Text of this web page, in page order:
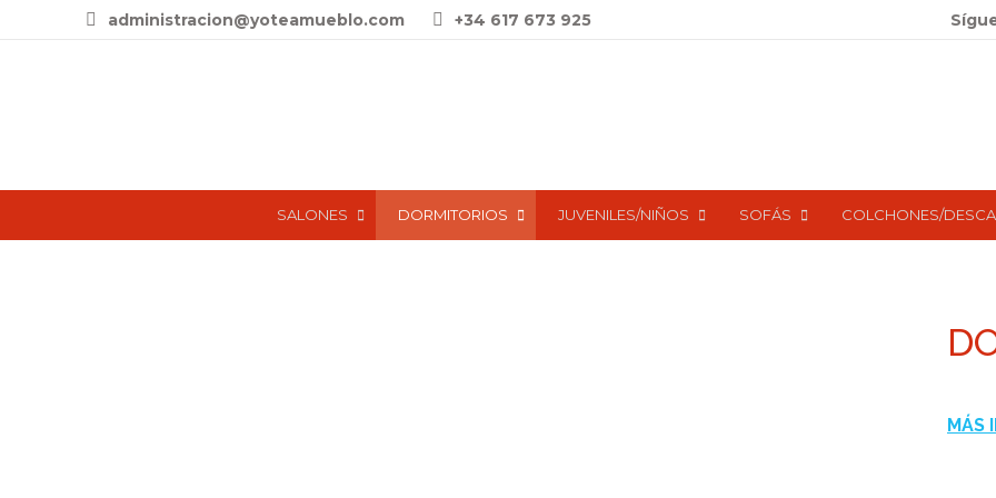
administracion@yoteamueblo.com +34 617 673 925
SALONES DORMITORIOS JUVENILES/NIÑOS SOFÁS COLCHONES/
MÁS